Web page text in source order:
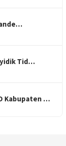
Tid…
Kabupaten …